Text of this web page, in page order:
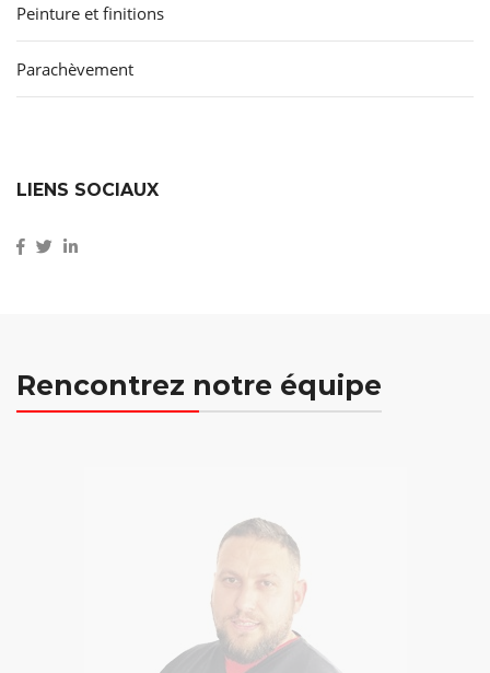
Peinture et finitions
Parachèvement
LIENS SOCIAUX
Rencontrez notre équipe